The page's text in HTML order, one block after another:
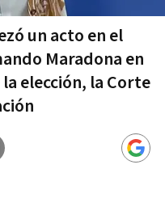
un acto en el
Maradona en
elección, la Corte